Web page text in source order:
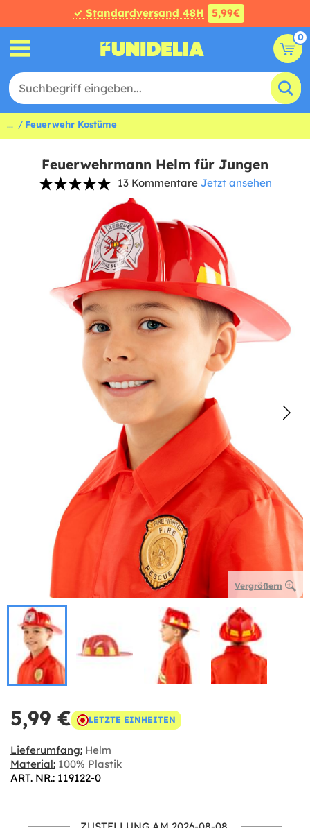
✓ Standardversand 48H 5,99€
0
... Feuerwehr Kostüme
Feuerwehrmann Helm für Jungen
13 Kommentare Jetzt ansehen
Vergrößern
5,99 € LETZTE EINHEITEN
Lieferumfang: Helm
Material: 100% Plastik
ART. NR.: 119122-0